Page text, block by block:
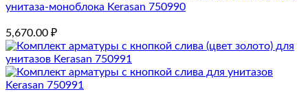
унитаза-моноблока Kerasan 750990
5,670.00 ₽